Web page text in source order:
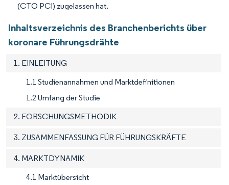
(CTO PCI) zugelassen hat.
Inhaltsverzeichnis des Branchenberichts über
koronare Führungsdrähte
1. EINLEITUNG
1.1 Studienannahmen und Marktdefinitionen
1.2 Umfang der Studie
2. FORSCHUNGSMETHODIK
3. ZUSAMMENFASSUNG FÜR FÜHRUNGSKRÄFTE
4. MARKTDYNAMIK
4.1 Marktübersicht